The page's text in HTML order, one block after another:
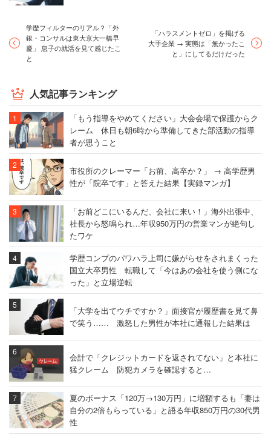
学歴フィルターのリアル？「外
銀・コンサルは東大京大一橋早
慶」 息子の就活を見て感じたこ
と
「ハラスメントゼロ」を掲げる
大手企業 → 実態は「無かったこ
と」にしてるだけだった
人気記事ランキング
「もう指導をやめてください」大会会場で保護からク
レーム 休日も朝6時から準備してきた部活動の指導
者が思うこと
市役所のクレーマー「お前、高卒か？」 → 高学歴男
性が「院卒です」と答えた結果【実録マンガ】
「お前どこにいるんだ、会社に来い！」海外出張中、
社長から怒鳴られ…年収950万円の営業マンが絶句し
たワケ
学歴コンプのパワハラ上司に嫌がらせをされまくった
国立大卒男性 転職して「今はあの会社を使う側にな
った」と立場逆転
「大学を出てウチですか？」面接官が履歴書を見て鼻
で笑う…… 激怒した男性が本社に通報した結果は
会計で「クレジットカードを返されてない」と本社に
猛クレーム 防犯カメラを確認すると…
夏のボーナス「120万→130万円」に増額するも「妻は
自分の2倍もらっている」と語る年収850万円の30代男
性